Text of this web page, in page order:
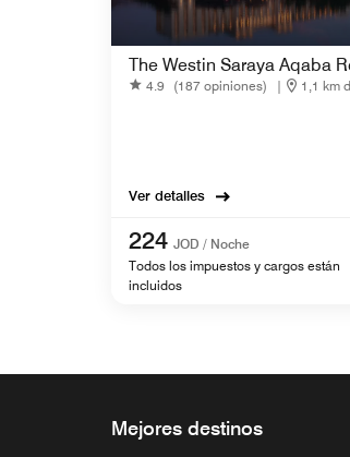
The Westin Saraya Aqaba
4.9 (187 opiniones) | 1,1 km
Ver detalles
224 JOD / Noche
Todos los impuestos y cargos están
incluidos
Mejores destinos